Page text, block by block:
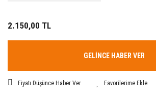
2.150,00 TL
GELİNCE HABER VER
Fiyatı Düşünce Haber Ver